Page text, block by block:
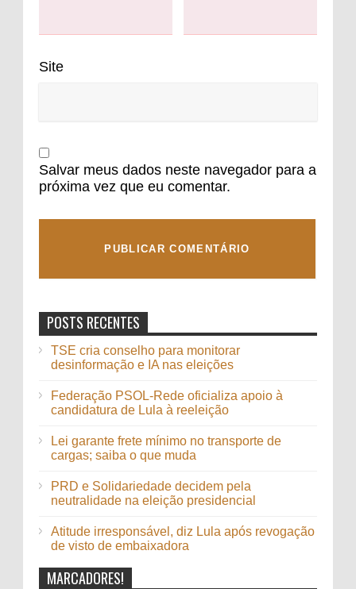
Site
Salvar meus dados neste navegador para a
próxima vez que eu comentar.
POSTS RECENTES
TSE cria conselho para monitorar
desinformação e IA nas eleições
Federação PSOL-Rede oficializa apoio à
candidatura de Lula à reeleição
Lei garante frete mínimo no transporte de
cargas; saiba o que muda
PRD e Solidariedade decidem pela
neutralidade na eleição presidencial
Atitude irresponsável, diz Lula após revogação
de visto de embaixadora
MARCADORES!